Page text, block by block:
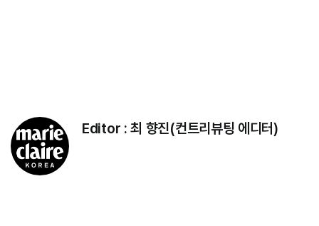
Editor :최 향진(컨트리뷰팅 에디터)